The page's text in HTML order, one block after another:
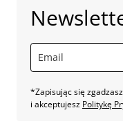
*Zapisując się
i akceptujesz Politykę